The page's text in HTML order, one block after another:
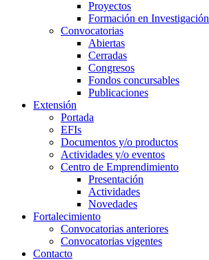
Proyectos
Formación en Investigación
Convocatorias
Abiertas
Cerradas
Congresos
Fondos concursables
Publicaciones
Extensión
Portada
EFIs
Documentos y/o productos
Actividades y/o eventos
Centro de Emprendimiento
Presentación
Actividades
Novedades
Fortalecimiento
Convocatorias anteriores
Convocatorias vigentes
Contacto